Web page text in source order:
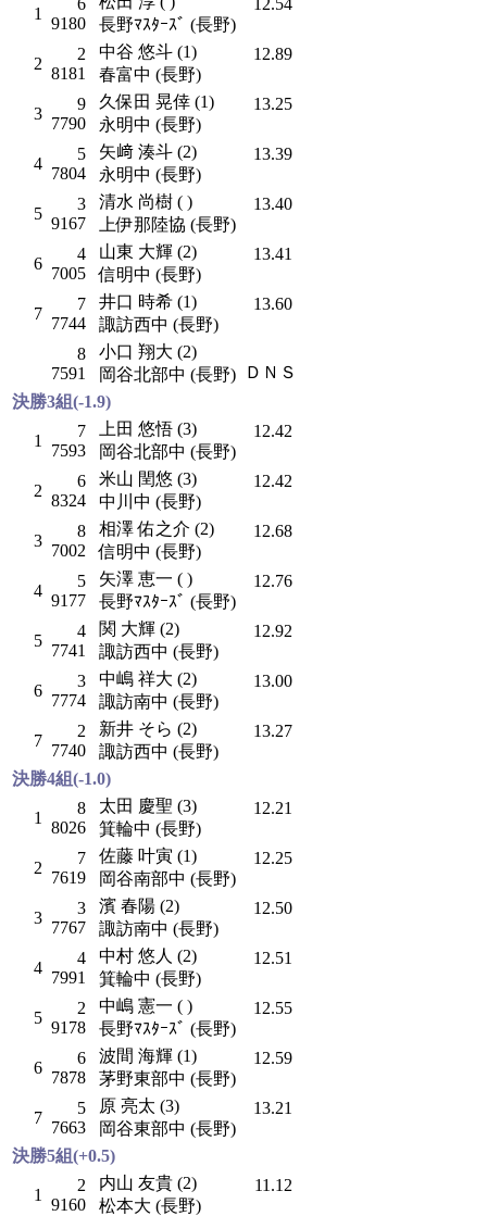
1
9180
長野ﾏｽﾀｰｽﾞ (長野)
2
2
8181
中谷 悠斗 (1)
春富中 (長野)
12.89
3
9
7790
久保田 晃倖 (1)
永明中 (長野)
13.25
4
5
7804
矢﨑 湊斗 (2)
永明中 (長野)
13.39
5
3
9167
清水 尚樹 ( )
上伊那陸協 (長野)
13.40
6
4
7005
山東 大輝 (2)
信明中 (長野)
13.41
7
7
7744
井口 時希 (1)
諏訪西中 (長野)
13.60
8
7591
小口 翔大 (2)
岡谷北部中 (長野)
ＤＮＳ
決勝3組(-1.9)
1
7
7593
上田 悠悟 (3)
岡谷北部中 (長野)
12.42
2
6
8324
米山 閏悠 (3)
中川中 (長野)
12.42
3
8
7002
相澤 佑之介 (2)
信明中 (長野)
12.68
4
5
9177
矢澤 恵一 ( )
長野ﾏｽﾀｰｽﾞ (長野)
12.76
5
4
7741
関 大輝 (2)
諏訪西中 (長野)
12.92
6
3
7774
中嶋 祥大 (2)
諏訪南中 (長野)
13.00
7
2
7740
新井 そら (2)
諏訪西中 (長野)
13.27
決勝4組(-1.0)
1
8
8026
太田 慶聖 (3)
箕輪中 (長野)
12.21
2
7
7619
佐藤 叶寅 (1)
岡谷南部中 (長野)
12.25
3
3
7767
濱 春陽 (2)
諏訪南中 (長野)
12.50
4
4
7991
中村 悠人 (2)
箕輪中 (長野)
12.51
5
2
9178
中嶋 憲一 ( )
長野ﾏｽﾀｰｽﾞ (長野)
12.55
6
6
7878
波間 海輝 (1)
茅野東部中 (長野)
12.59
7
5
7663
原 亮太 (3)
岡谷東部中 (長野)
13.21
決勝5組(+0.5)
1
2
9160
内山 友貴 (2)
松本大 (長野)
11.12